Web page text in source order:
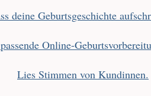
deine Geburtsgeschichte
Online-
Lies Stimmen von Kundinnen.